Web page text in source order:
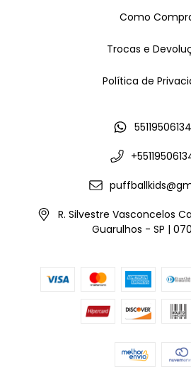
Como
Trocas e
Política de
R. Silvestre Vasconcelos
Guarulhos - SP |